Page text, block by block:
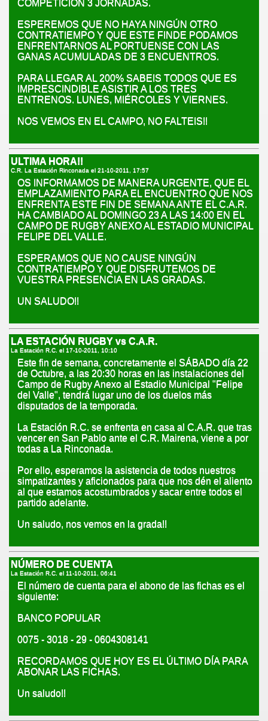
COMPETICIÓN 3 JORNADAS.
ESPEREMOS QUE NO HAYA NINGÚN OTRO
CONTRATIEMPO Y QUE ESTE FINDE PODAMOS
ENFRENTARNOS AL PORTUENSE CON LAS
GANAS ACUMULADAS DE 3 ENCUENTROS.
PARA LLEGAR AL 200% SABEIS TODOS QUE ES
IMPRESCINDIBLE ASISTIR A LOS TRES
ENTRENOS. LUNES, MIÉRCOLES Y VIERNES.
NOS VEMOS EN EL CAMPO, NO FALTEIS!!
ULTIMA HORA!!
C.R. La Estación Rinconada el 21-10-2011, 17:57
OS INFORMAMOS DE MANERA URGENTE, QUE EL
EMPLAZAMIENTO PARA EL ENCUENTRO QUE NOS
ENFRENTA ESTE FIN DE SEMANA ANTE EL C.A.R.
HA CAMBIADO AL DOMINGO 23 A LAS 14:00 EN EL
CAMPO DE RUGBY ANEXO AL ESTADIO MUNICIPAL
FELIPE DEL VALLE.
ESPERAMOS QUE NO CAUSE NINGÚN
CONTRATIEMPO Y QUE DISFRUTEMOS DE
VUESTRA PRESENCIA EN LAS GRADAS.
UN SALUDO!!
LA ESTACIÓN RUGBY vs C.A.R.
La Estación R.C. el 17-10-2011, 10:10
Este fin de semana, concretamente el SÁBADO día 22
de Octubre, a las 20:30 horas en las instalaciones del
Campo de Rugby Anexo al Estadio Municipal "Felipe
del Valle", tendrá lugar uno de los duelos más
disputados de la temporada.
La Estación R.C. se enfrenta en casa al C.A.R. que tras
vencer en San Pablo ante el C.R. Mairena, viene a por
todas a La Rinconada.
Por ello, esperamos la asistencia de todos nuestros
simpatizantes y aficionados para que nos dén el aliento
al que estamos acostumbrados y sacar entre todos el
partido adelante.
Un saludo, nos vemos en la grada!!
NÚMERO DE CUENTA
La Estación R.C. el 11-10-2011, 06:41
El número de cuenta para el abono de las fichas es el
siguiente:
BANCO POPULAR
0075 - 3018 - 29 - 0604308141
RECORDAMOS QUE HOY ES EL ÚLTIMO DÍA PARA
ABONAR LAS FICHAS.
Un saludo!!